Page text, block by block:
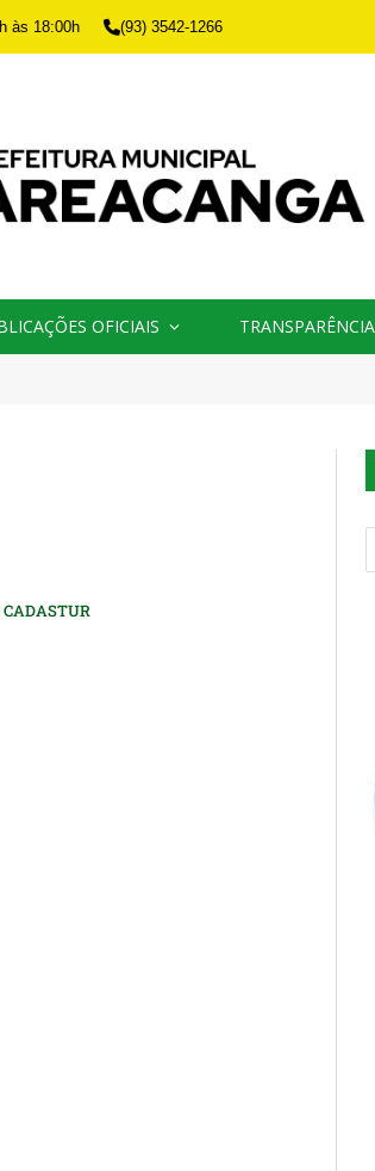
às 18:00h (93) 3542-1266
OFICIAIS TRANSPARÊNCIA